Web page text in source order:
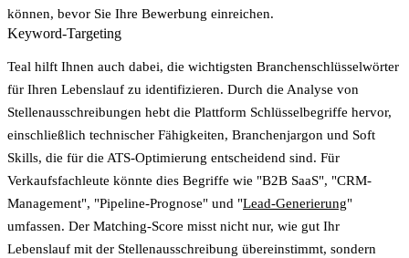
können, bevor Sie Ihre Bewerbung einreichen.
Keyword-Targeting
Teal hilft Ihnen auch dabei, die wichtigsten Branchenschlüsselwörter
für Ihren Lebenslauf zu identifizieren. Durch die Analyse von
Stellenausschreibungen hebt die Plattform Schlüsselbegriffe hervor,
einschließlich technischer Fähigkeiten, Branchenjargon und Soft
Skills, die für die ATS-Optimierung entscheidend sind. Für
Verkaufsfachleute könnte dies Begriffe wie "B2B SaaS", "CRM-
Management", "Pipeline-Prognose" und "Lead-Generierung"
umfassen. Der Matching-Score misst nicht nur, wie gut Ihr
Lebenslauf mit der Stellenausschreibung übereinstimmt, sondern